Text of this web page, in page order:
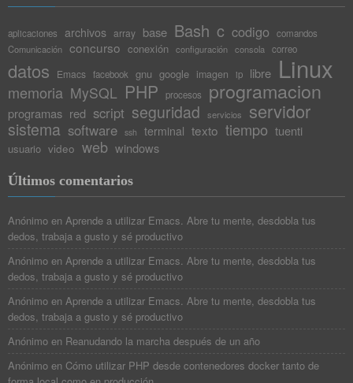
aplicaciones archivos array base Bash c codigo
comandos
Comunicación concurso conexión configuración consola correo
datos Emacs facebook gnu google imagen ip libre Linux
memoria MySQL PHP procesos programacion
programas red script seguridad servicios servidor
sistema software ssh terminal texto tiempo tuenti
usuario video web windows
Últimos comentarios
Anónimo en Aprende a utilizar Emacs. Abre tu mente, desdobla tus
dedos, trabaja a gusto y sé productivo
Anónimo en Aprende a utilizar Emacs. Abre tu mente, desdobla tus
dedos, trabaja a gusto y sé productivo
Anónimo en Aprende a utilizar Emacs. Abre tu mente, desdobla tus
dedos, trabaja a gusto y sé productivo
Anónimo en Reanudando la marcha después de un año
Anónimo en Cómo utilizar PHP desde contenedores docker tanto de